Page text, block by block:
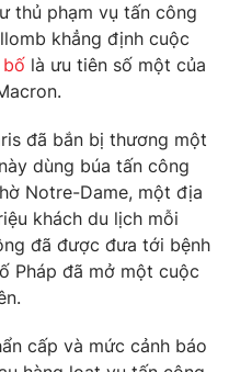
Thể thao
lòng Việt
mình bằng AI
thủ phạm vụ tấn công
khẳng định cuộc
bố là ưu tiên số một của
đã bắn bị thương một
dùng búa tấn công
Notre-Dame, một địa
khách du lịch mỗi
đã được đưa tới bệnh
Pháp đã mở một cuộc
cấp và mức cảnh báo